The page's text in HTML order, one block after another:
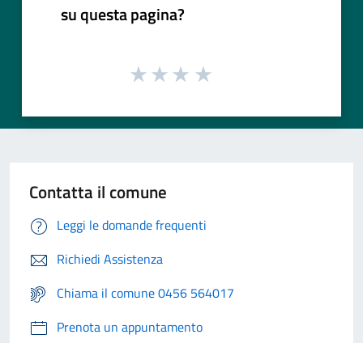
su questa pagina?
Contatta il comune
Leggi le domande frequenti
Richiedi Assistenza
Chiama il comune 0456 564017
Prenota un appuntamento